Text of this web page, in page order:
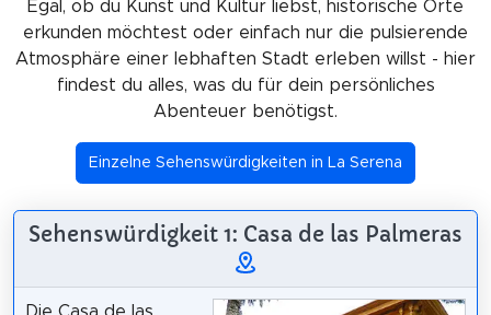
Egal, ob du Kunst und Kultur liebst, historische Orte
erkunden möchtest oder einfach nur die pulsierende
Atmosphäre einer lebhaften Stadt erleben willst - hier
findest du alles, was du für dein persönliches
Abenteuer benötigst.
Einzelne Sehenswürdigkeiten in La Serena
Sehenswürdigkeit 1: Casa de las Palmeras
Die Casa de las